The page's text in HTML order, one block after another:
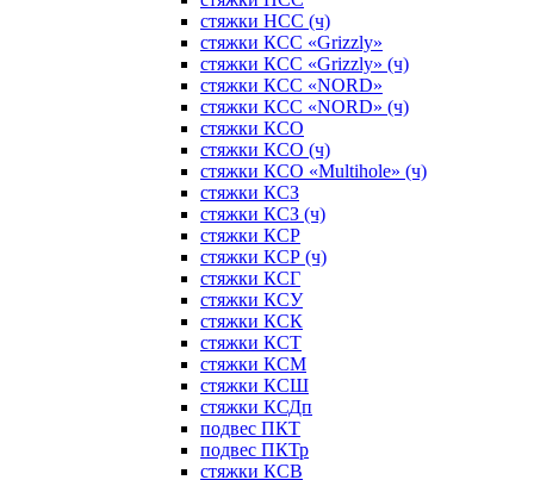
стяжки НСС (ч)
стяжки КСС «Grizzly»
стяжки КСС «Grizzly» (ч)
стяжки КСС «NORD»
стяжки КСС «NORD» (ч)
стяжки КСО
стяжки КСО (ч)
стяжки КСО «Multihole» (ч)
стяжки КСЗ
стяжки КСЗ (ч)
стяжки КСР
стяжки КСР (ч)
стяжки КСГ
стяжки КСУ
стяжки КСК
стяжки КСТ
стяжки КСМ
стяжки КСШ
стяжки КСДп
подвес ПКТ
подвес ПКТр
стяжки КСВ